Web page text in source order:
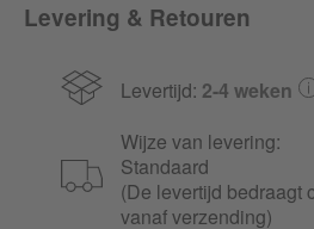
Levering & Retouren
Levertijd: 2-4 weken
Wijze van levering:
Standaard
(De levertijd bedraagt
vanaf verzending)